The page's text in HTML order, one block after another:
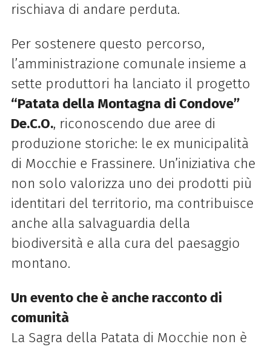
rischiava di andare perduta.
Per sostenere questo percorso,
l’amministrazione comunale insieme a
sette produttori ha lanciato il progetto
“Patata della Montagna di Condove”
De.C.O., riconoscendo due aree di
produzione storiche: le ex municipalità
di Mocchie e Frassinere. Un’iniziativa che
non solo valorizza uno dei prodotti più
identitari del territorio, ma contribuisce
anche alla salvaguardia della
biodiversità e alla cura del paesaggio
montano.
Un evento che è anche racconto di
comunità
La Sagra della Patata di Mocchie non è